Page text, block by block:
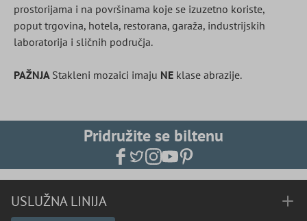
prostorijama i na površinama koje se izuzetno koriste,
poput trgovina, hotela, restorana, garaža, industrijskih
laboratorija i sličnih područja.
PAŽNJA Stakleni mozaici imaju NE klase abrazije.
Pridružite se biltenu
USLUŽNA LINIJA